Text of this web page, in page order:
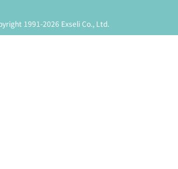
1991-2026 Exseli Co., Ltd.